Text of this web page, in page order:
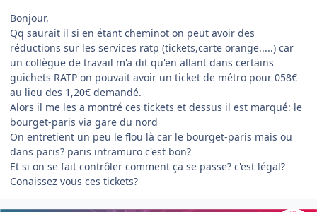
Bonjour,
Qq saurait il si en étant cheminot on peut avoir des
réductions sur les services ratp (tickets,carte orange.....) car
un collègue de travail m'a dit qu'en allant dans certains
guichets RATP on pouvait avoir un ticket de métro pour 058€
au lieu des 1,20€ demandé.
Alors il me les a montré ces tickets et dessus il est marqué: le
bourget-paris via gare du nord
On entretient un peu le flou là car le bourget-paris mais ou
dans paris? paris intramuro c'est bon?
Et si on se fait contrôler comment ça se passe? c'est légal?
Conaissez vous ces tickets?